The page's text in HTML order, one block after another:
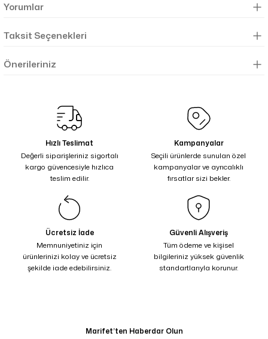
Yorumlar
Taksit Seçenekleri
Önerileriniz
Hızlı Teslimat
Değerli siparişleriniz sigortalı
kargo güvencesiyle hızlıca
teslim edilir.
Kampanyalar
Seçili ürünlerde sunulan özel
kampanyalar ve ayrıcalıklı
fırsatlar sizi bekler.
Ücretsiz İade
Memnuniyetiniz için
ürünlerinizi kolay ve ücretsiz
şekilde iade edebilirsiniz.
Güvenli Alışveriş
Tüm ödeme ve kişisel
bilgileriniz yüksek güvenlik
standartlarıyla korunur.
Marifet’ten Haberdar Olun